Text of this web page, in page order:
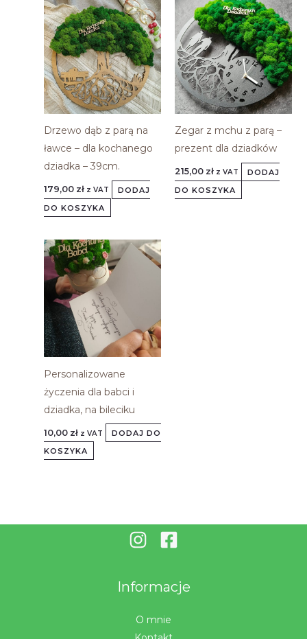
Drzewo dąb z parą na
ławce – dla kochanego
dziadka – 39cm.
179,00 zł z VAT
DODAJ
DO KOSZYKA
Zegar z mchu z parą –
prezent dla dziadków
215,00 zł z VAT
DODAJ
DO KOSZYKA
Personalizowane
życzenia dla babci i
dziadka, na bileciku
10,00 zł z VAT
DODAJ DO
KOSZYKA
Informacje
O mnie